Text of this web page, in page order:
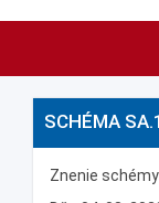
SCHÉMA
Znenie